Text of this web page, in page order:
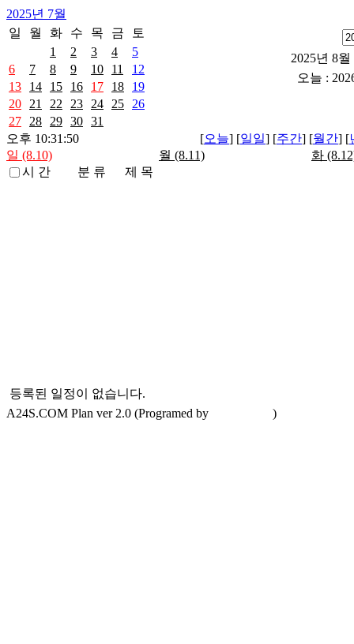
2025년 7월
일
월 화 수 목 금
토
1
2 3 4
5
6
7 8 9 10 11
12
13
14 15 16 17 18
19
20
21 22 23 24 25
26
27
28 29 30 31
2025년 8
오늘 :
오후 10:31:50 [오늘] [일일] [주간] [월간] [
일 (8.10)
월 (8.11)
화
시 간
분 류 제 목
등록된 일정이 없습니다.
A24S.COM Plan ver 2.0 (Programed by
)